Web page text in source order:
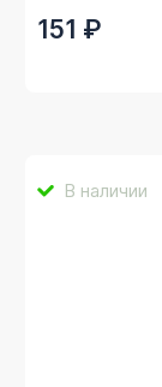
151 ₽
В наличии